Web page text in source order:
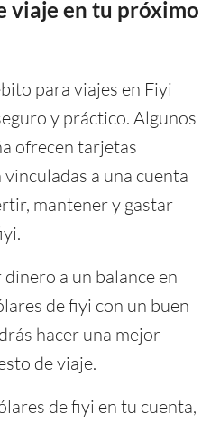
viaje en tu próximo
para viajes en Fiyi
y práctico. Algunos
ofrecen tarjetas
a una cuenta
mantener y gastar
a un balance en
de fiyi con un buen
hacer una mejor
de viaje.
de fiyi en tu cuenta,